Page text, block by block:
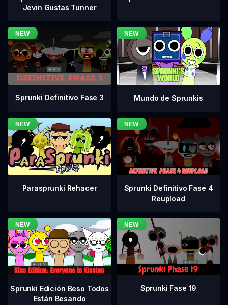
Jevin Gustas Tunner
Sprunki Definitivo Fase 3 Mundo de Sprunkis
Parasprunki Rehacer
Sprunki Definitivo Fase 4
Reupload
Sprunki Edición Beso Todos
Están Besando
Sprunki Fase 19